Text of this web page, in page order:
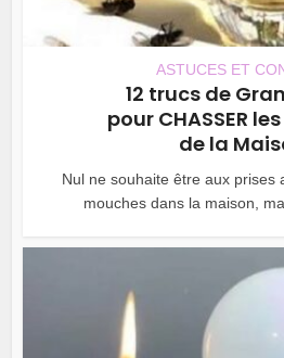
ASTUCES ET
12 trucs de
pour CHASSER
de la
Nul ne souhaite être aux prises
mouches dans la maison,